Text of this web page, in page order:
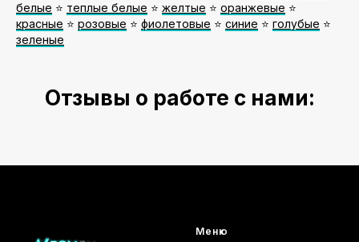
белые ⭐️ теплые белые ⭐️ желтые ⭐️ оранжевые ⭐️
красные ⭐️ розовые ⭐️ фиолетовые ⭐️ синие ⭐️ голубые ⭐️
зеленые
Отзывы о работе с нами:
Меню